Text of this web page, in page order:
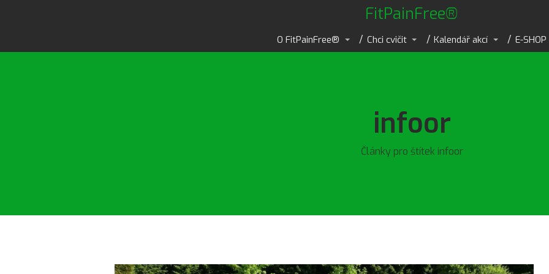
FitPainFree®
O FitPainFree® Chci cvičit Kalendář akcí E-SHOP
infoor
Články pro štítek infoor